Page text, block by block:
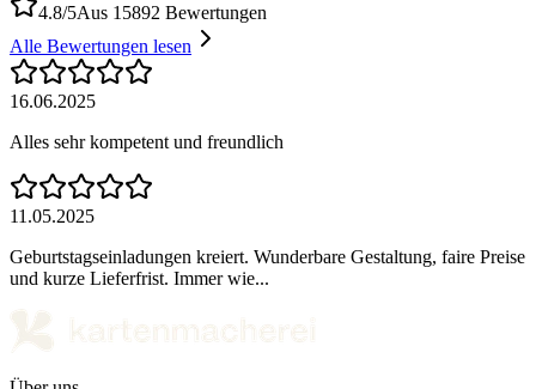
4.8/5Aus 15892 Bewertungen
Alle Bewertungen lesen
16.06.2025
Alles sehr kompetent und freundlich
11.05.2025
Geburtstagseinladungen kreiert. Wunderbare Gestaltung, faire Preise
und kurze Lieferfrist. Immer wie...